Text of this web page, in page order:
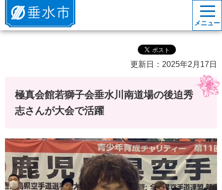
垂水市
メニュー
更新日：2025年2月17日
極真会館若獅子会垂水川南道場の後迫秀
志さんが大会で活躍